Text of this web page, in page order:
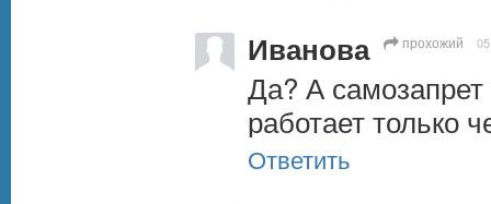
Иванова прохожий
Да? А
работает только
Ответить